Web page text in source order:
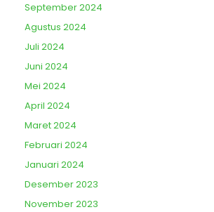
September 2024
Agustus 2024
Juli 2024
Juni 2024
Mei 2024
April 2024
Maret 2024
Februari 2024
Januari 2024
Desember 2023
November 2023